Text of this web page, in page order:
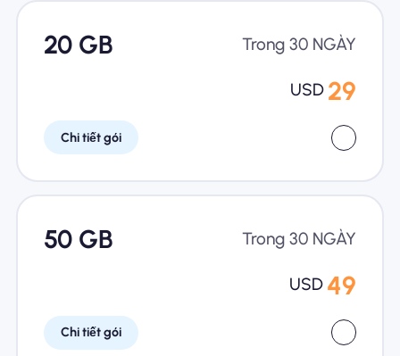
20 GB Trong 30 NGÀY
USD 29
Chi tiết gói
50 GB Trong 30 NGÀY
USD 49
Chi tiết gói